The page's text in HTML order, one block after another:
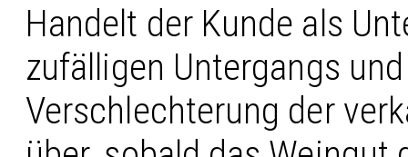
Handelt der Kunde als
zufälligen Untergangs
Verschlechterung der